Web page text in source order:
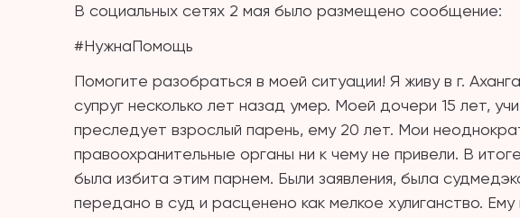
В социальных сетях 2 мая было размещено сообщение:
#НужнаПомощь
Помогите разобраться в моей ситуации! Я живу в г.
супруг несколько лет назад умер. Моей дочери 15 лет,
преследует взрослый парень, ему 20 лет. Мои
правоохранительные органы ни к чему не привели. В
была избита этим парнем. Были заявления, была
передано в суд и расценено как мелкое хулиганство.